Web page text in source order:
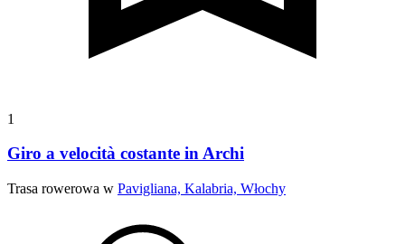
1
Giro a velocità costante in Archi
Trasa rowerowa w Pavigliana, Kalabria, Włochy